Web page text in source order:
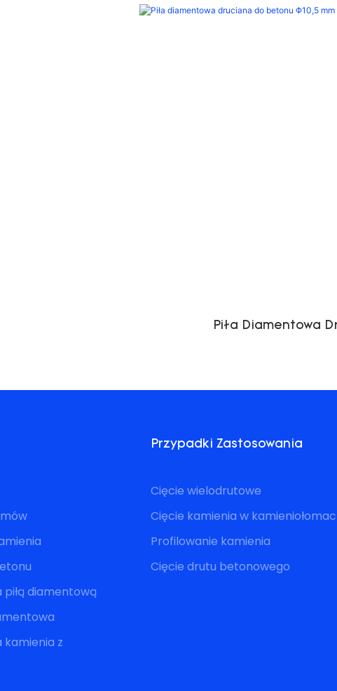
Piła Diamentowa
piłą diamentową
kamienia z
Przypadki Zastosowania
Cięcie wielodrutowe
Cięcie kamienia w
Profilowanie kamienia
Cięcie drutu betonowego